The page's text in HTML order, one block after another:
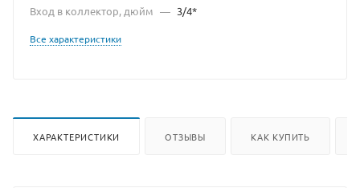
Вход в коллектор, дюйм — 3/4*
Все характеристики
ХАРАКТЕРИСТИКИ ОТЗЫВЫ КАК КУПИТЬ